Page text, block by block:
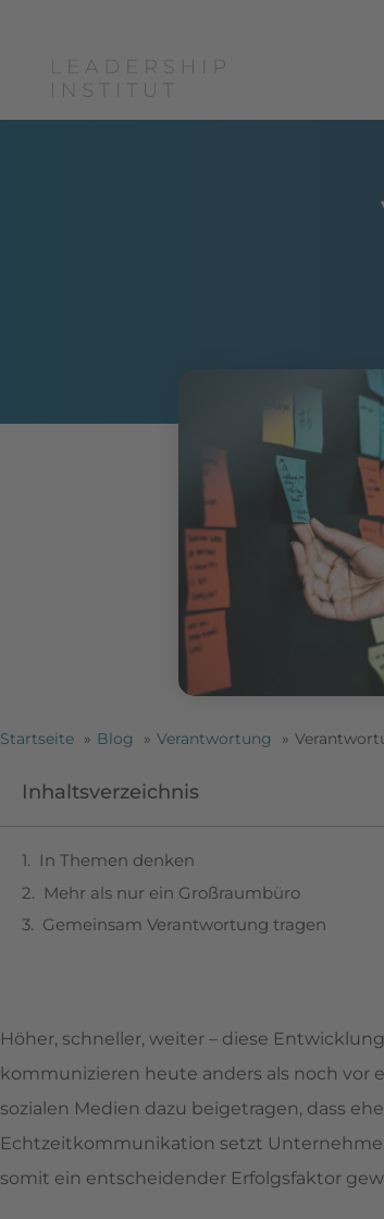
Startseite Blog Verantwortung
Inhaltsverzeichnis
In Themen denken
Mehr als nur ein Großraumbüro
Gemeinsam Verantwortung tragen
Höher, schneller, weiter – diese
kommunizieren heute anders als noch vor
sozialen Medien dazu beigetragen, dass
Echtzeitkommunikation setzt
somit ein entscheidender Erfolgsfaktor